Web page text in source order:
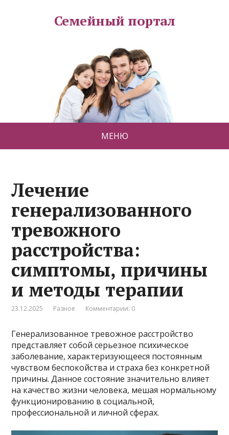
Семейный портал
МЕНЮ
Лечение
генерализованного
тревожного
расстройства:
симптомы, причины
и методы терапии
23.12.2025 Разное Комментарии: 0
Генерализованное тревожное расстройство
представляет собой серьезное психическое
заболевание, характеризующееся постоянным
чувством беспокойства и страха без конкретной
причины. Данное состояние значительно влияет
на качество жизни человека, мешая нормальному
функционированию в социальной,
профессиональной и личной сферах.